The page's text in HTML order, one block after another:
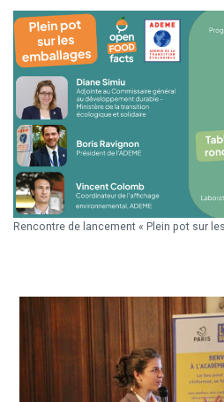
Rencontre de lancement « Plein pot sur